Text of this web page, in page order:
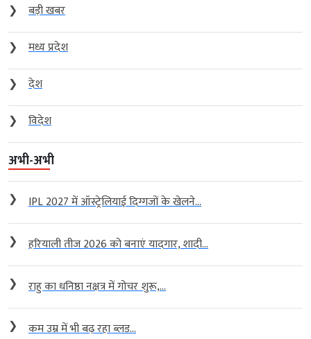
❯
बड़ी खबर
❯
मध्य प्रदेश
❯
देश
❯
विदेश
अभी-अभी
❯ IPL 2027 में ऑस्ट्रेलियाई दिग्गजों के खेलने...
❯ हरियाली तीज 2026 को बनाएं यादगार, शादी...
❯ राहु का धनिष्ठा नक्षत्र में गोचर शुरू,...
❯ कम उम्र में भी बढ़ रहा ब्लड...